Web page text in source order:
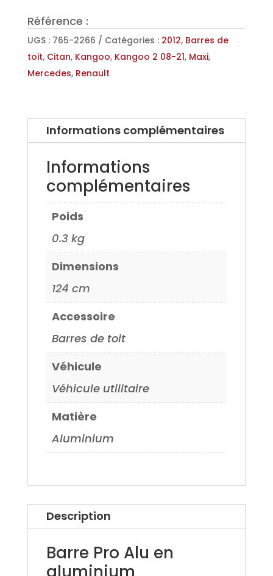
Alu
Aero-
pro
pour
2
Maxi
Mercedes
Citan
Maxi
Référence :
UGS : 765-2266 Catégories : 2012, Barres de
toit, Citan, Kangoo, Kangoo 2 08-21, Maxi,
Mercedes, Renault
Informations complémentaires
Informations
complémentaires
Poids
0.3 kg
Dimensions
124 cm
Accessoire
Barres de toit
Véhicule
Véhicule utilitaire
Matière
Aluminium
Description
Barre Pro Alu en